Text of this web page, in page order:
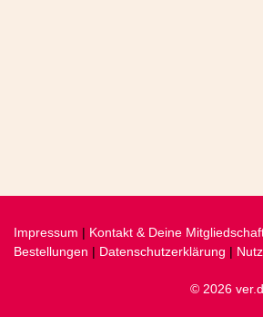
Impressum | Kontakt & Deine
Bestellungen | Datenschutzerklärung |
© 2026